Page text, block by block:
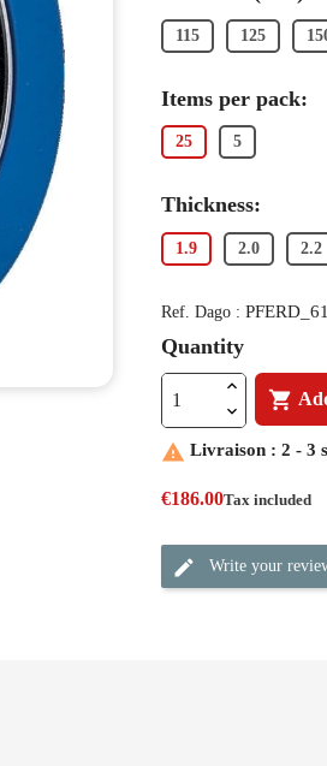
115 125
Items per pack:
25 5
Thickness:
1.9 2.0 2.2
Ref. Dago :
Quantity

 Livraison : 2 - 3
€186.00Tax included
Write your